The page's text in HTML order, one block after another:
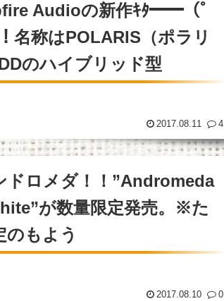
Audioの新作ｷﾀ━━（ﾟ
称はPOLARIS（ポラリ
のハイブリッド型
2017.08.11 4
ドロメダ！！”Andromeda
が数量限定発売。※た
のもよう
2017.08.10 0